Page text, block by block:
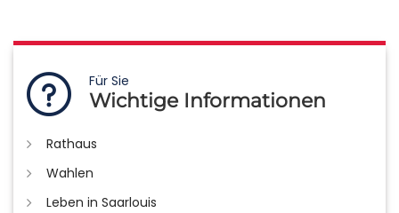
Für Sie
Wichtige Informationen
Rathaus
Wahlen
Leben in Saarlouis